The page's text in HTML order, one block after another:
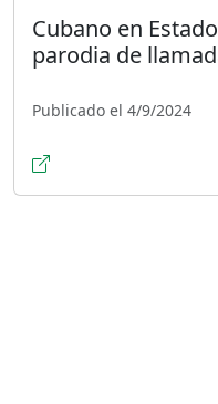
Cubano en
parodia de
Publicado el 4/9/2024